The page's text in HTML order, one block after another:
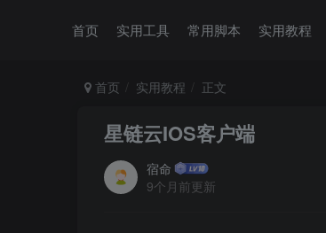
首页 实用工具 常用脚本 实用教程
首页 实用教程 正文
星链云IOS客户端
宿命
9个月前更新